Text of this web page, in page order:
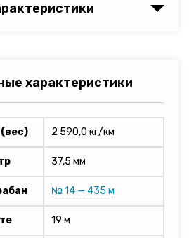
характеристики
2 590,0 кг/км
37,5 мм
№ 14 — 435 м
19 м